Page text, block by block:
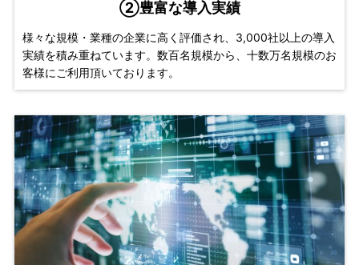
②豊富な導入実績
様々な規模・業種の企業に高く評価され、3,000社以上の導入
実績を積み重ねています。数百名規模から、十数万名規模のお
客様にご利用頂いております。